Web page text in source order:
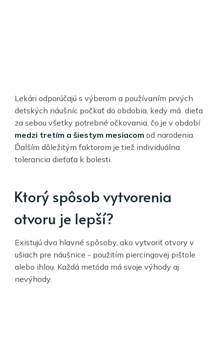
Lekári odporúčajú s výberom a používaním prvých
detských náušníc počkať do obdobia, kedy má dieťa
za sebou všetky potrebné očkovania, čo je v období
medzi tretím a šiestym mesiacom od narodenia.
Ďalším dôležitým faktorom je tiež individuálna
tolerancia dieťaťa k bolesti.
Ktorý spôsob vytvorenia
otvoru je lepší?
Existujú dva hlavné spôsoby, ako vytvoriť otvory v
ušiach pre náušnice - použitím piercingovej pištole
alebo ihlou. Každá metóda má svoje výhody aj
nevýhody.